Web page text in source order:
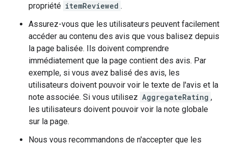
propriété itemReviewed .
Assurez-vous que les utilisateurs peuvent facilement
accéder au contenu des avis que vous balisez depuis
la page balisée. Ils doivent comprendre
immédiatement que la page contient des avis. Par
exemple, si vous avez balisé des avis, les
utilisateurs doivent pouvoir voir le texte de l'avis et la
note associée. Si vous utilisez AggregateRating ,
les utilisateurs doivent pouvoir voir la note globale
sur la page.
Nous vous recommandons de n'accepter que les